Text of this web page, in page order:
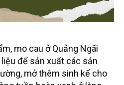
mo cau ở Quảng Ngãi
để sản xuất các sản
mở thêm sinh kế cho